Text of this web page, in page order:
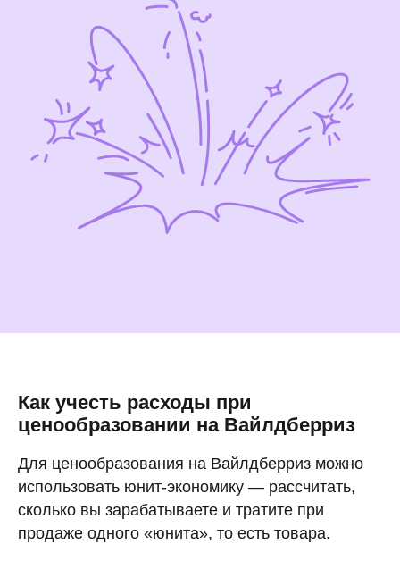
Как учесть расходы при
ценообразовании на Вайлдберриз
Для ценообразования на Вайлдберриз можно
использовать юнит-экономику — рассчитать,
сколько вы зарабатываете и тратите при
продаже одного «юнита», то есть товара.